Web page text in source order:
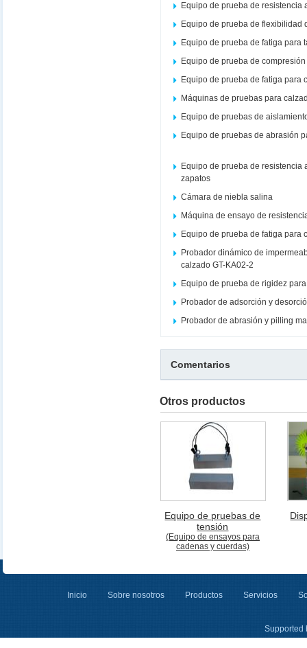
Equipo de prueba de resistencia
Equipo de prueba de flexibilidad
Equipo de prueba de fatiga para
Equipo de prueba de
Equipo de prueba de fatiga para
Máquinas de pruebas para
Equipo de pruebas de
Equipo de pruebas de abrasión
Equipo de prueba de resistencia
zapatos
Cámara de niebla salina
Máquina de ensayo de
Equipo de prueba de fatiga para
Probador dinámico de
calzado GT-KA02-2
Equipo de prueba de rigidez
Probador de adsorción y
Probador de abrasión y pilling
Comentarios
Otros productos
Equipo de pruebas de
tensión
(Equipo de ensayos para
cadenas y cuerdas)
Inicio Sobre nosotros Productos Servicios
Supported